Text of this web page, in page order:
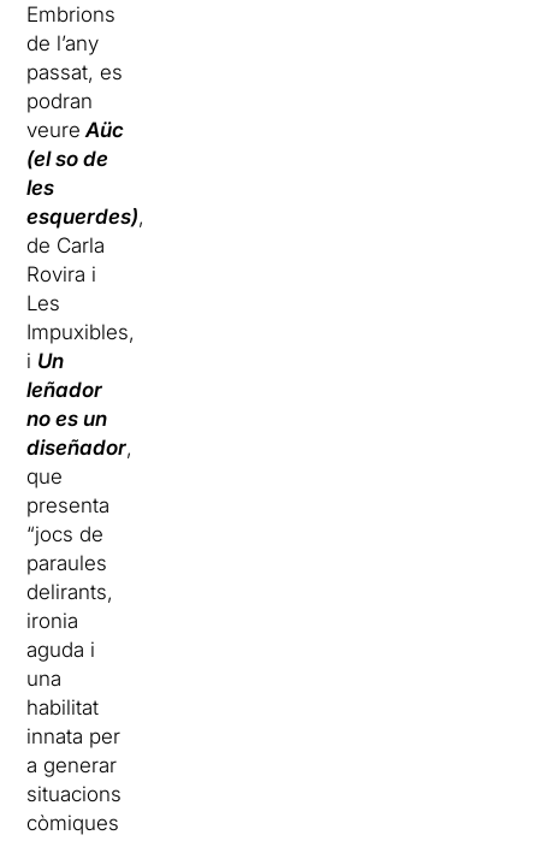
Embrions
de l’any
passat, es
podran
veure Aüc
(el so de
les
esquerdes),
de Carla
Rovira i
Les
Impuxibles,
i Un
leñador
no es un
diseñador,
que
presenta
“jocs de
paraules
delirants,
ironia
aguda i
una
habilitat
innata per
a generar
situacions
còmiques